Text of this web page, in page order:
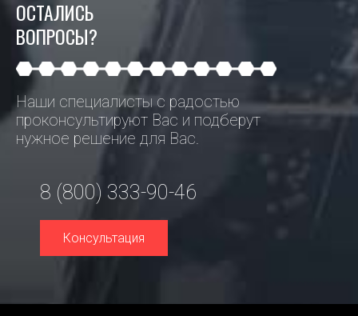
ОСТАЛИСЬ
ВОПРОСЫ?
Наши специалисты с радостью
проконсультируют Вас и подберут
нужное решение для Вас.
8 (800) 333-90-46
Консультация